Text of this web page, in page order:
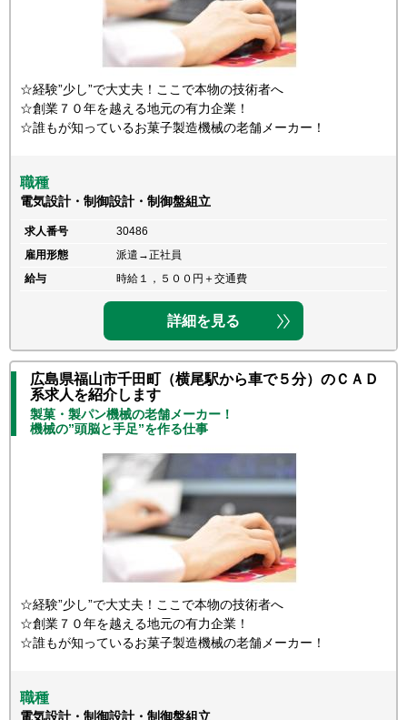
☆経験”少し”で大丈夫！ここで本物の技術者へ
☆創業７０年を越える地元の有力企業！
☆誰もが知っているお菓子製造機械の老舗メーカー！
職種
電気設計・制御設計・制御盤組立
求人番号
30486
雇用形態
派遣→正社員
給与
時給１，５００円＋交通費
詳細を見る
広島県福山市千田町（横尾駅から車で５分）のＣＡＤ
系求人を紹介します
製菓・製パン機械の老舗メーカー！
機械の”頭脳と手足”を作る仕事
☆経験”少し”で大丈夫！ここで本物の技術者へ
☆創業７０年を越える地元の有力企業！
☆誰もが知っているお菓子製造機械の老舗メーカー！
職種
電気設計・制御設計・制御盤組立